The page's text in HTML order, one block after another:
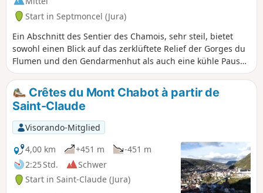
Start in Septmoncel (Jura)
Ein Abschnitt des Sentier des Chamois, sehr steil, bietet
sowohl einen Blick auf das zerklüftete Relief der Gorges du
Flumen und den Gendarmenhut als auch eine kühle Pause
am Wasserfall. Man muss gutes Schuhwerk tragen, da die
Hänge steil sind.
Crêtes du Mont Chabot à partir de
Saint-Claude
Visorando-Mitglied
4,00 km
+451 m
-451 m
2:25 Std.
Schwer
Start in Saint-Claude (Jura)